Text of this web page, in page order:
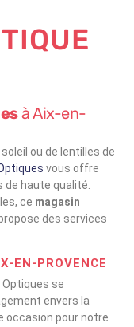
à Aix-en-
ou de lentilles de
vous offre
haute qualité.
ce magasin
des services
EN-PROVENCE
Optiques se
envers la
occasion pour notre